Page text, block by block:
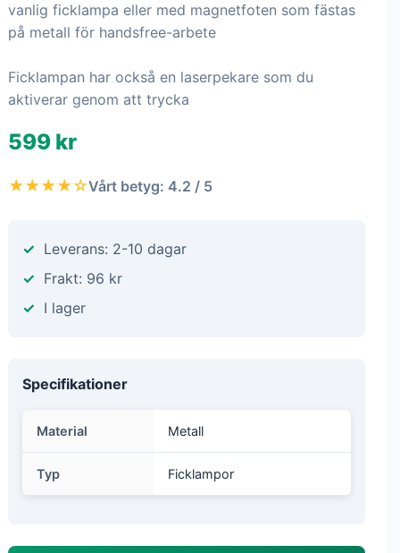
vanlig ficklampa eller med magnetfoten som fästas
på metall för handsfree-arbete
Ficklampan har också en laserpekare som du
aktiverar genom att trycka
599 kr
★★★★☆Vårt betyg: 4.2 / 5
Leverans: 2-10 dagar
Frakt: 96 kr
I lager
Specifikationer
Material Metall
Typ Ficklampor